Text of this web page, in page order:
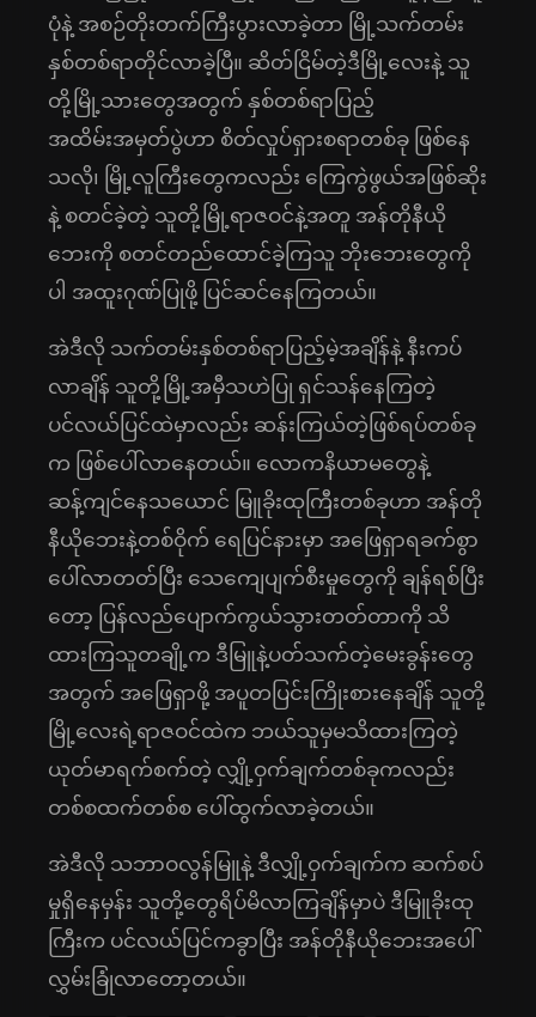
ပုံနဲ့ အစဉ်တိုးတက်ကြီးပွားလာခဲ့တာ မြို့သက်တမ်း
နှစ်တစ်ရာတိုင်လာခဲ့ပြီ။ ဆိတ်ငြိမ်တဲ့ဒီမြို့လေးနဲ့ သူ
တို့မြို့သားတွေအတွက် နှစ်တစ်ရာပြည့်
အထိမ်းအမှတ်ပွဲဟာ စိတ်လှုပ်ရှားစရာတစ်ခု ဖြစ်နေ
သလို၊ မြို့လူကြီးတွေကလည်း ကြေကွဲဖွယ်အဖြစ်ဆိုး
နဲ့ စတင်ခဲ့တဲ့ သူတို့မြို့ရာဇဝင်နဲ့အတူ အန်တိုနီယို
ဘေးကို စတင်တည်ထောင်ခဲ့ကြသူ ဘိုးဘေးတွေကို
ပါ အထူးဂုဏ်ပြုဖို့ ပြင်ဆင်နေကြတယ်။
အဲဒီလို သက်တမ်းနှစ်တစ်ရာပြည့်မဲ့အချိန်နဲ့ နီးကပ်
လာချိန် သူတို့မြို့အမှီသဟဲပြု ရှင်သန်နေကြတဲ့
ပင်လယ်ပြင်ထဲမှာလည်း ဆန်းကြယ်တဲ့ဖြစ်ရပ်တစ်ခု
က ဖြစ်ပေါ်လာနေတယ်။ လောကနိယာမတွေနဲ့
ဆန့်ကျင်နေသယောင် မြူခိုးထုကြီးတစ်ခုဟာ အန်တို
နီယိုဘေးနဲ့တစ်ဝိုက် ရေပြင်နားမှာ အဖြေရှာရခက်စွာ
ပေါ်လာတတ်ပြီး သေကျေပျက်စီးမှုတွေကို ချန်ရစ်ပြီး
တော့ ပြန်လည်ပျောက်ကွယ်သွားတတ်တာကို သိ
ထားကြသူတချို့က ဒီမြူနဲ့ပတ်သက်တဲ့မေးခွန်းတွေ
အတွက် အဖြေရှာဖို့ အပူတပြင်းကြိုးစားနေချိန် သူတို့
မြို့လေးရဲ့ရာဇဝင်ထဲက ဘယ်သူမှမသိထားကြတဲ့
ယုတ်မာရက်စက်တဲ့ လျှို့ဝှက်ချက်တစ်ခုကလည်း
တစ်စထက်တစ်စ ပေါ်ထွက်လာခဲ့တယ်။
အဲဒီလို သဘာဝလွန်မြူနဲ့ ဒီလျှို့ဝှက်ချက်က ဆက်စပ်
မှုရှိနေမှန်း သူတို့တွေရိပ်မိလာကြချိန်မှာပဲ ဒီမြူခိုးထု
ကြီးက ပင်လယ်ပြင်ကခွာပြီး အန်တိုနီယိုဘေးအပေါ်
လွှမ်းခြုံလာတော့တယ်။